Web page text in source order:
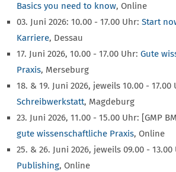
Basics you need to know, Online
03. Juni 2026: 10.00 - 17.00 Uhr: Start
Karriere, Dessau
17. Juni 2026, 10.00 - 17.00 Uhr: Gute
Praxis, Merseburg
18. & 19. Juni 2026, jeweils 10.00 - 17.00
Schreibwerkstatt, Magdeburg
23. Juni 2026, 11.00 - 15.00 Uhr: [GMP
gute wissenschaftliche Praxis, Online
25. & 26. Juni 2026, jeweils 09.00 - 13.00
Publishing, Online